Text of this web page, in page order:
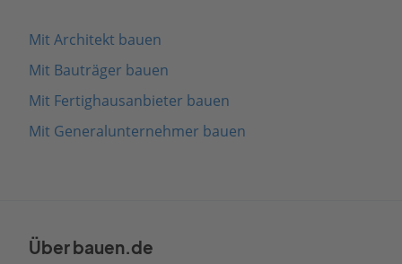
Mit Architekt bauen
Mit Bauträger bauen
Mit Fertighausanbieter bauen
Mit Generalunternehmer bauen
Über bauen.de